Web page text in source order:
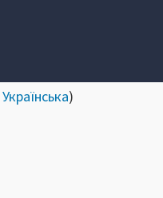
Українська)